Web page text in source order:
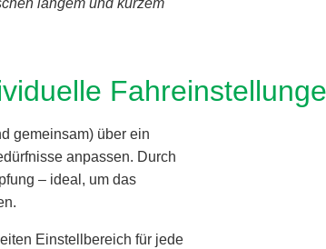
langem und kurzem
gemeinsam) über ein
anpassen. Durch
– ideal, um das
Einstellbereich für jede